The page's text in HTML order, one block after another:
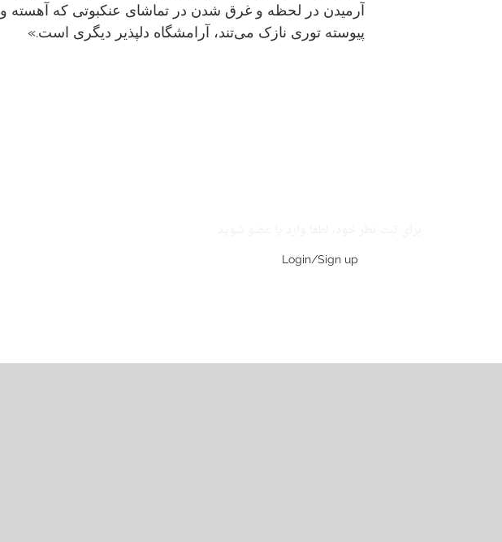
آرمیدن در لحظه و غرق شدن در تماشای عنکبوتی که آهسته و
پیوسته توری نازک می‌تند، آرامشگاه دلپذیر دیگری است.»
Login/Sign up